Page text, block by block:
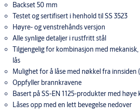
Backset 50 mm
Testet og sertifisert i henhold til SS 3523
Høyre- og venstrehånds versjon
Alle synlige detaljer i rustfritt stål
Tilgjengelig for kombinasjon med
lås
Mulighet for å låse med nøkkel fra innsiden
Oppfyller brannkravene
Basert på SS-EN 1125-produkter med høye
Låses opp med en lett bevegelse nedover